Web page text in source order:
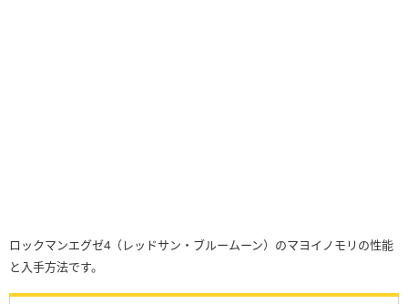
ロックマンエグゼ4（レッドサン・ブルームーン）のマヨイノモリの性能
と入手方法です。